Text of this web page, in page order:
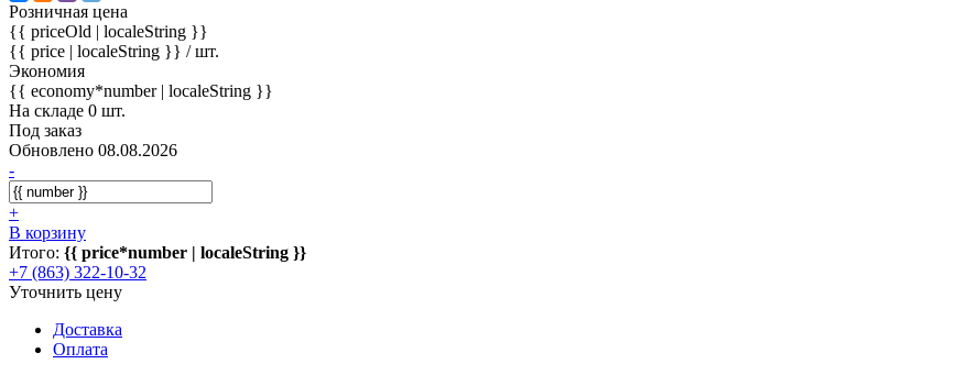
Розничная цена
{{ priceOld | localeString }}
{{ price | localeString }} / шт.
Экономия
{{ economy*number | localeString }}
На складе 0 шт.
Под заказ
Обновлено 08.08.2026
-
+
В корзину
Итого: {{ price*number | localeString }}
+7 (863) 322-10-32
Уточнить цену
Доставка
Оплата